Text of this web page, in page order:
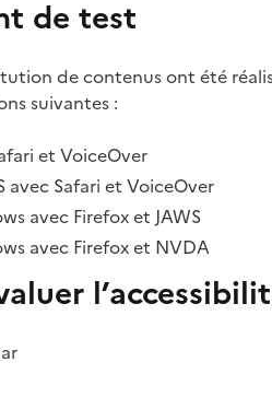
de test
de contenus ont été
suivantes :
et VoiceOver
avec Safari et VoiceOver
avec Firefox et JAWS
avec Firefox et NVDA